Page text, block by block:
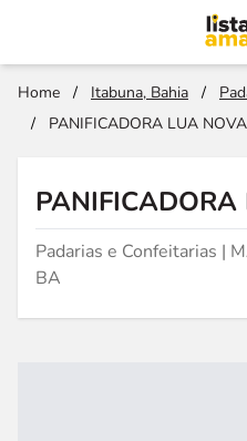
Home / Itabuna, Bahia /
/
PANIFICADORA LUA NOVA
Padarias e Confeitarias |
BA